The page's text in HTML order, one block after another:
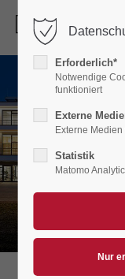
Erforderlich*
Notwendige
funktioniert
Externe
Externe
Statistik
Matomo